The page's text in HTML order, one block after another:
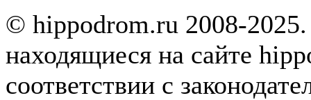
© hippodrom.ru 2008-
находящиеся на сайте
соответствии с